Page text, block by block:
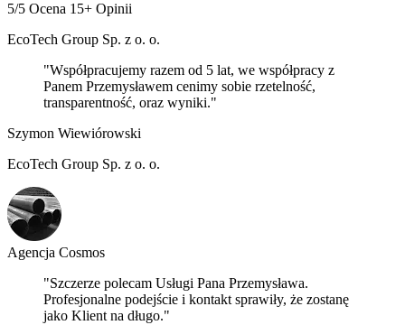
5/5 Ocena 15+ Opinii
EcoTech Group Sp. z o. o.
"Współpracujemy razem od 5 lat, we współpracy z
Panem Przemysławem cenimy sobie rzetelność,
transparentność, oraz wyniki."
Szymon Wiewiórowski
EcoTech Group Sp. z o. o.
Agencja Cosmos
"Szczerze polecam Usługi Pana Przemysława.
Profesjonalne podejście i kontakt sprawiły, że zostanę
jako Klient na długo."